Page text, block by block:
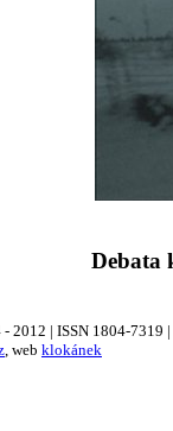
Debata
- 2012 | ISSN 1804-7319 |
, web klokánek